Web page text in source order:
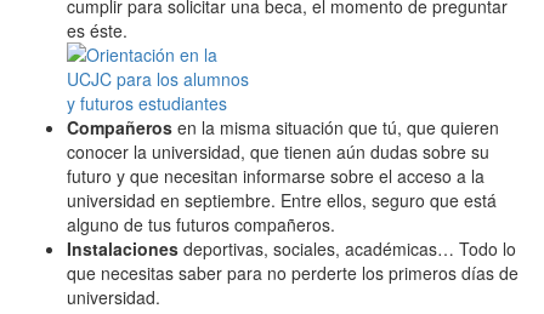
cumplir para solicitar una beca, el momento de preguntar
es éste.
Compañeros en la misma situación que tú, que quieren
conocer la universidad, que tienen aún dudas sobre su
futuro y que necesitan informarse sobre el acceso a la
universidad en septiembre. Entre ellos, seguro que está
alguno de tus futuros compañeros.
Instalaciones deportivas, sociales, académicas… Todo lo
que necesitas saber para no perderte los primeros días de
universidad.